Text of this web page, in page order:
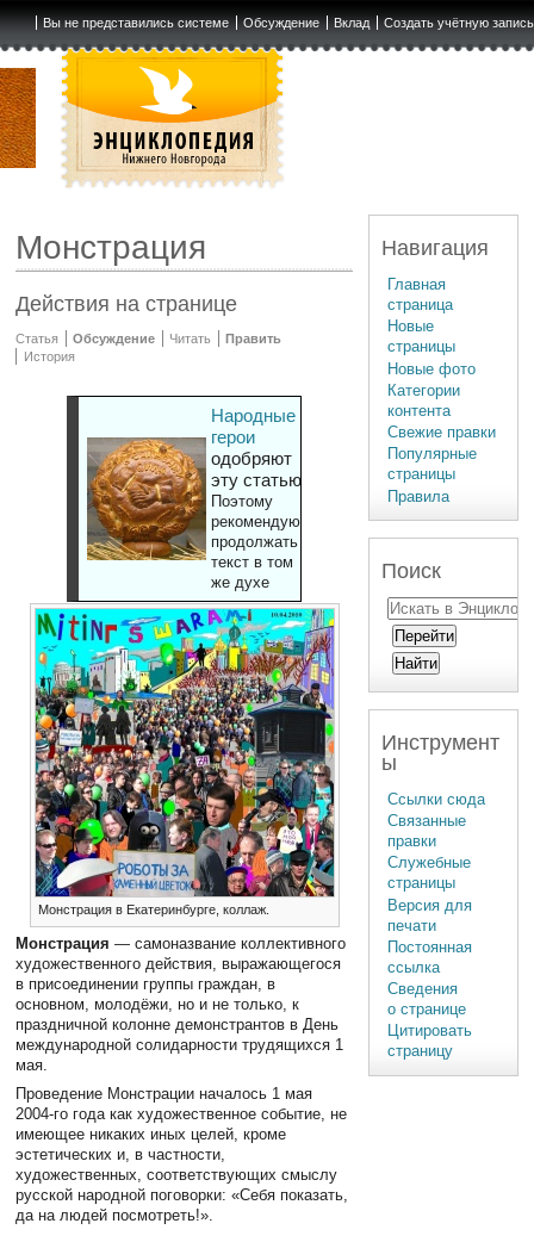
Вы не представились системе Обсуждение Вклад Создать учётную запись
Монстрация
Действия на странице
Статья Обсуждение Читать
Править
История
Народные
герои
одобряют
эту статью
Поэтому
рекомендуют
продолжать
текст в том
же духе
Монстрация в Екатеринбурге, коллаж.
Монстрация — самоназвание коллективного
художественного действия, выражающегося
в присоединении группы граждан, в
основном, молодёжи, но и не только, к
праздничной колонне демонстрантов в День
международной солидарности трудящихся 1
мая.
Проведение Монстрации началось 1 мая
2004-го года как художественное событие, не
имеющее никаких иных целей, кроме
эстетических и, в частности,
художественных, соответствующих смыслу
русской народной поговорки: «Себя показать,
да на людей посмотреть!».
Навигация
Главная
страница
Новые
страницы
Новые фото
Категории
контента
Свежие правки
Популярные
страницы
Правила
Поиск
Инструмент
ы
Ссылки сюда
Связанные
правки
Служебные
страницы
Версия для
печати
Постоянная
ссылка
Сведения
о странице
Цитировать
страницу